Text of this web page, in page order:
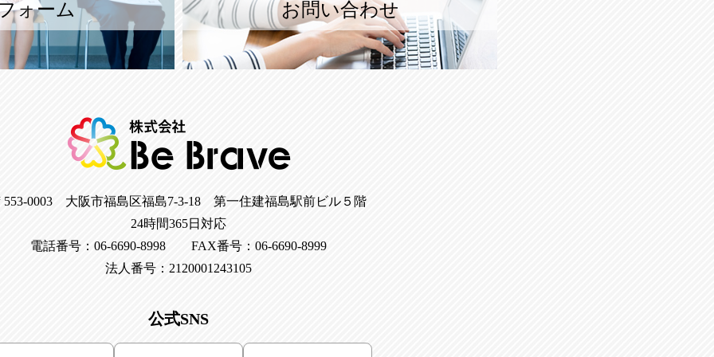
ォーム お問い合わせ
553-0003 大阪市福島区福島7-3-18 第一住建福島駅前ビル５階
24時間365日対応
電話番号：06-6690-8998 FAX番号：06-6690-8999
法人番号：2120001243105
公式SNS